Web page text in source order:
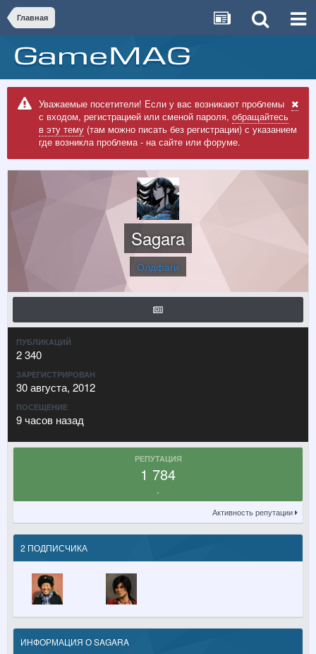
Главная
Уважаемые посетители! Если у вас возникают проблемы
с входом, регистрацией или сменой пароля, обращайтесь
в эту тему (там можно писать без регистрации) с указанием
где возникла проблема - на сайте или форуме.
Sagara
Олдфаги
ПУБЛИКАЦИЙ
2 340
ЗАРЕГИСТРИРОВАН
30 августа, 2012
ПОСЕЩЕНИЕ
9 часов назад
РЕПУТАЦИЯ
1 784
.
Активность репутации
2 ПОДПИСЧИКА
ИНФОРМАЦИЯ О SAGARA